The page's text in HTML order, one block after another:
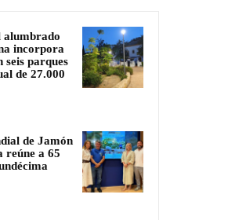
alumbrado
incorpora
seis parques
de 27.000
de Jamón
reúne a 65